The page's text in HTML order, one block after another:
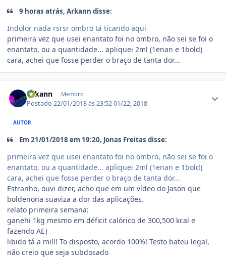
9 horas atrás, Arkann disse:
Indolor nada rsrsr ombro tá ticando aqui
primeira vez que usei enantato foi no ombro, não sei se foi o
enantato, ou a quantidade... apliquei 2ml (1enan e 1bold)
cara, achei que fosse perder o braço de tanta dor...
Arkann Membro
Postado22/01/2018 às 23:5201/22, 2018
AUTOR
Em 21/01/2018 em 19:20, Jonas Freitas disse:
primeira vez que usei enantato foi no ombro, não sei se foi o
enantato, ou a quantidade... apliquei 2ml (1enan e 1bold)
cara, achei que fosse perder o braço de tanta dor...
Estranho, ouvi dizer, acho que em um vídeo do Jason que
boldenona suaviza a dor das aplicações.
relato primeira semana:
ganehi 1kg mesmo em déficit calórico de 300,500 kcal e
fazendo AEJ
libido tá a mil!! To disposto, acordo 100%! Testo bateu legal,
não creio que seja subdosado